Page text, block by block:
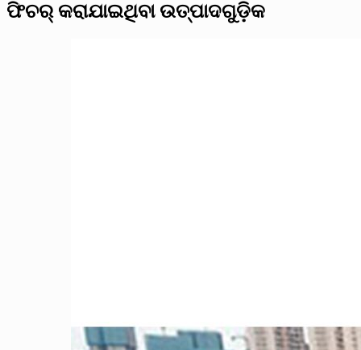
ଫିଚର୍ କରାଯାଇଥିବା ଉତ୍ପାଦଗୁଡ଼ିକ